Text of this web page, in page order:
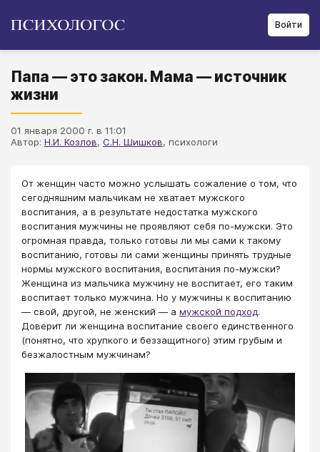
Войти
Папа — это закон. Мама — источник
жизни
01 января 2000 г. в 11:01
Автор: Н.И. Козлов, С.Н. Шишков, психологи
От женщин часто можно услышать сожаление о том, что
сегодняшним мальчикам не хватает мужского
воспитания, а в результате недостатка мужского
воспитания мужчины не проявляют себя по-мужски. Это
огромная правда, только готовы ли мы сами к такому
воспитанию, готовы ли сами женщины принять трудные
нормы мужского воспитания, воспитания по-мужски?
Женщина из мальчика мужчину не воспитает, его таким
воспитает только мужчина. Но у мужчины к воспитанию
— свой, другой, не женский — а мужской подход.
Доверит ли женщина воспитание своего единственного
(понятно, что хрупкого и беззащитного) этим грубым и
безжалостным мужчинам?